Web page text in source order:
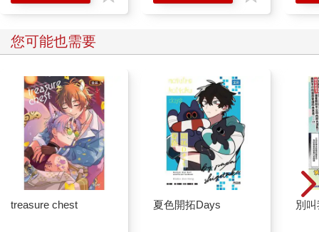
您可能也需要
treasure chest 夏色開拓Days 別